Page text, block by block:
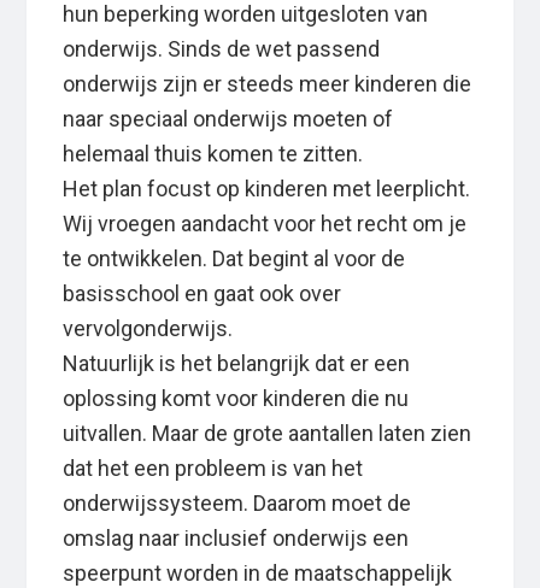
hun beperking worden uitgesloten van
onderwijs. Sinds de wet passend
onderwijs zijn er steeds meer kinderen die
naar speciaal onderwijs moeten of
helemaal thuis komen te zitten.
Het plan focust op kinderen met leerplicht.
Wij vroegen aandacht voor het recht om je
te ontwikkelen. Dat begint al voor de
basisschool en gaat ook over
vervolgonderwijs.
Natuurlijk is het belangrijk dat er een
oplossing komt voor kinderen die nu
uitvallen. Maar de grote aantallen laten zien
dat het een probleem is van het
onderwijssysteem. Daarom moet de
omslag naar inclusief onderwijs een
speerpunt worden in de maatschappelijk